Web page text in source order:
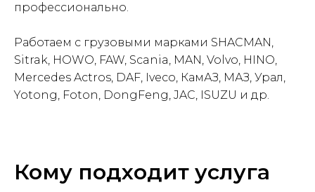
профессионально.
Работаем с грузовыми марками SHACMAN,
Sitrak, HOWO, FAW, Scania, MAN, Volvo, HINO,
Mercedes Actros, DAF, Iveco, КамАЗ, МАЗ, Урал,
Yotong, Foton, DongFeng, JAC, ISUZU и др.
Кому подходит услуга